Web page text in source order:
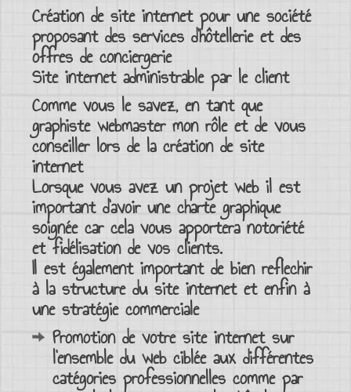
Création de site internetpour une société
proposant desservices d’hôtellerieet des
offres de conciergerie
Site internetadministrable par le client
Comme vous le savez, en tant que
graphiste webmastermon rôle et de vous
conseiller lors de la création de site
internet
Lorsque vous avez unprojet webil est
important d’avoir unecharte graphique
soignéecar cela vous apportera notoriété
et fidélisation de vos clients.
Il est également important de bien reflechir
à lastructure du site internetet enfin à
unestratégie commerciale
Promotion de votresite internetsur
l’ensemble duwebciblée aux différentes
catégories professionnelles comme par